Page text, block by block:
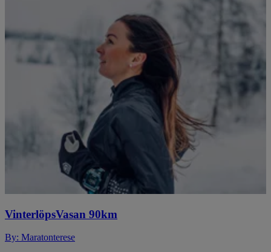
VinterlöpsVasan 90km
By: Maratonterese